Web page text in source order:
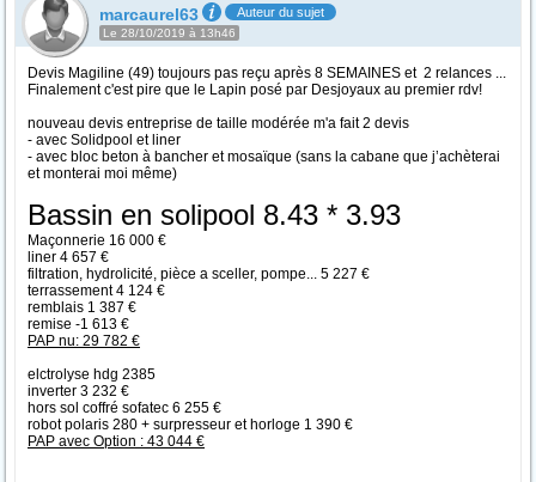
marcaurel63 Auteur du sujet
Le 28/10/2019 à 13h46
Devis Magiline (49) toujours pas reçu après 8 SEMAINES et 2 relances ...
Finalement c'est pire que le Lapin posé par Desjoyaux au premier rdv!
nouveau devis entreprise de taille modérée m'a fait 2 devis
- avec Solidpool et liner
- avec bloc beton à bancher et mosaïque (sans la cabane que j’achèterai
et monterai moi même)
Bassin en solipool 8.43 * 3.93
Maçonnerie 16 000 €
liner 4 657 €
filtration, hydrolicité, pièce a sceller, pompe... 5 227 €
terrassement 4 124 €
remblais 1 387 €
remise -1 613 €
PAP nu: 29 782 €
elctrolyse hdg 2385
inverter 3 232 €
hors sol coffré sofatec 6 255 €
robot polaris 280 + surpresseur et horloge 1 390 €
PAP avec Option : 43 044 €